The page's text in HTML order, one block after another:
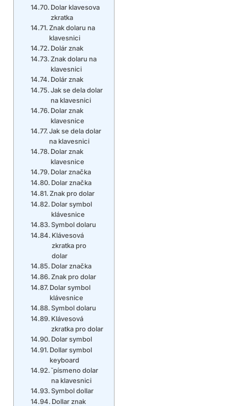
Dolar klavesova
zkratka
Znak dolaru na
klavesnici
Dolár znak
Znak dolaru na
klavesnici
Dolár znak
Jak se dela dolar
na klavesnici
Dolar znak
klavesnice
Jak se dela dolar
na klavesnici
Dolar znak
klavesnice
Dolar značka
Dolar značka
Znak pro dolar
Dolar symbol
klávesnice
Symbol dolaru
Klávesová
zkratka pro
dolar
Dolar značka
Znak pro dolar
Dolar symbol
klávesnice
Symbol dolaru
Klávesová
zkratka pro dolar
Dolar symbol
Dollar symbol
keyboard
˘písmeno dolar
na klavesnici
Symbol dollar
Dollar znak